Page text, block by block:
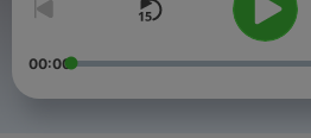
café.
00:00